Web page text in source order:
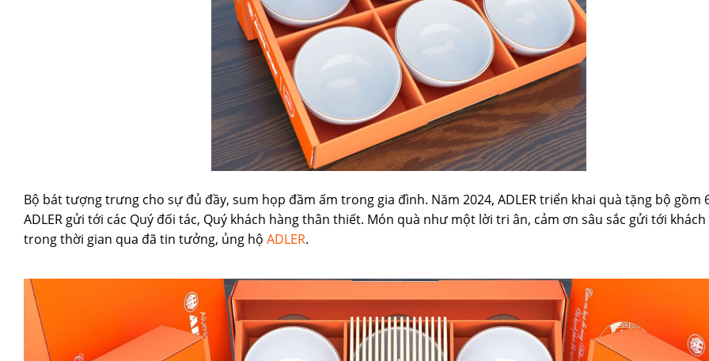
Bộ bát tượng trưng cho sự đủ đầy, sum họp đầm ấm trong gia đình. Năm 2024, ADLER triển khai quà tặng bộ gồm
ADLER gửi tới các Quý đối tác, Quý khách hàng thân thiết. Món quà như một lời tri ân, cảm ơn sâu sắc gửi tới
trong thời gian qua đã tin tưởng, ủng hộ ADLER.